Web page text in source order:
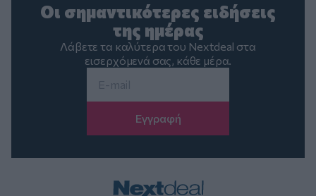
Οι σημαντικότερες ειδήσεις
της ημέρας
Λάβετε τα καλύτερα του Nextdeal στα
εισερχόμενά σας, κάθε μέρα.